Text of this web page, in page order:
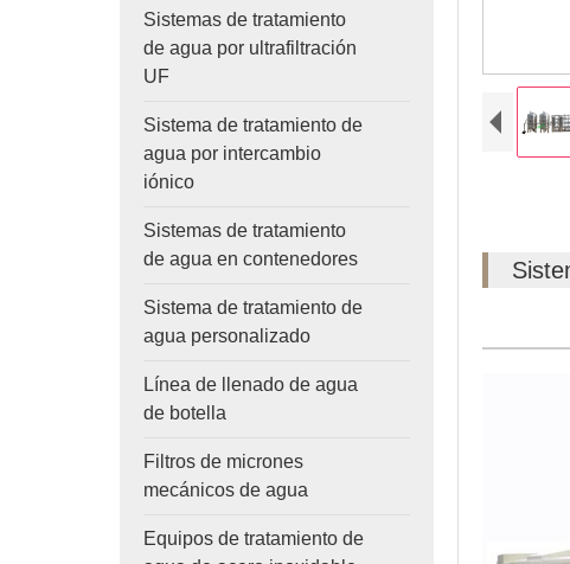
Sistemas de tratamiento
de agua por ultrafiltración
UF
Sistema de tratamiento de
agua por intercambio
iónico
Sistemas de tratamiento
de agua en contenedores
Sistema de tratamiento de
agua personalizado
Línea de llenado de agua
de botella
Filtros de micrones
mecánicos de agua
Equipos de tratamiento de